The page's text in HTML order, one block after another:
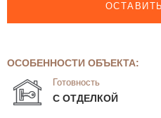
ОСОБЕННОСТИ ОБЪЕКТА:
Готовность
С ОТДЕЛКОЙ